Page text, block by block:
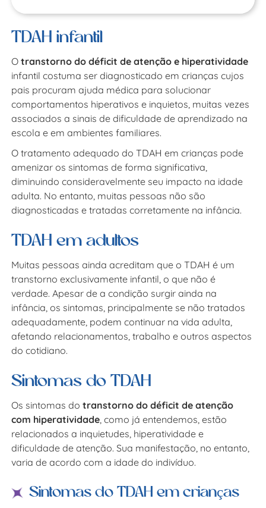
TDAH infantil
Otranstorno do déficit de atenção e hiperatividade
infantil costuma ser diagnosticado em crianças cujos
pais procuram ajuda médica para solucionar
comportamentos hiperativos e inquietos, muitas vezes
associados a sinais de dificuldade de aprendizado na
escola e em ambientes familiares.
O tratamento adequado do TDAH em crianças pode
amenizar os sintomas de forma significativa,
diminuindo consideravelmente seu impacto na idade
adulta. No entanto, muitas pessoas não são
diagnosticadas e tratadas corretamente na infância.
TDAH em adultos
Muitas pessoas ainda acreditam que o TDAH é um
transtorno exclusivamente infantil, o que não é
verdade. Apesar de a condição surgir ainda na
infância, os sintomas, principalmente se não tratados
adequadamente, podem continuar na vida adulta,
afetando relacionamentos, trabalho e outros aspectos
do cotidiano.
Sintomas do TDAH
Os sintomas dotranstorno do déficit de atenção
com hiperatividade , como já entendemos, estão
relacionados a inquietudes, hiperatividade e
dificuldade de atenção. Sua manifestação, no entanto,
varia de acordo com a idade do indivíduo.
Sintomas do TDAH em crianças